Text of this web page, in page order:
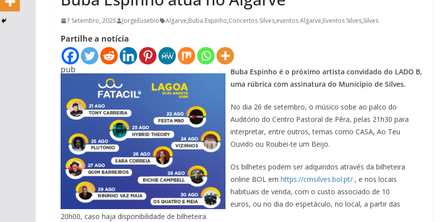
7 Setembro, 2025 JorgeEusebio Algarve,Buba Espinho,Concertos Silves,eventos Algarve,Eventos Silves,Silves
Partilhe a notícia
pub
Buba Espinho é o próximo artista convidado do LADO B,
uma rúbrica com assinatura do Município de Silves.
No dia 26 de setembro, o músico sobe ao palco do
Auditório do Centro Pastoral de Pêra, pelas 21h30 para
interpretar, entre outros, temas como CASA, Ao Teu
Ouvido ou Roubei-te um Beijo.
Os bilhetes podem ser adquiridos através da bilheteira
online BOL em https://cmsilves.bol.pt/ , e nos locais
habituais de venda, com o custo associado de 10
euros, ou no dia do espetáculo, no local, a partir das
20h00, caso haja disponibilidade de bilheteira.